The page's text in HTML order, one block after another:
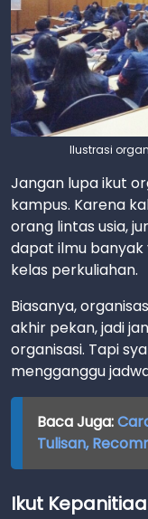
Ilustrasi
Jangan lupa ikut
kampus. Karena
orang lintas usia,
dapat ilmu
kelas perkuliahan.
Biasanya,
akhir pekan, jadi
organisasi. Tapi
mengganggu
Baca Juga:
Tulisan,
Ikut